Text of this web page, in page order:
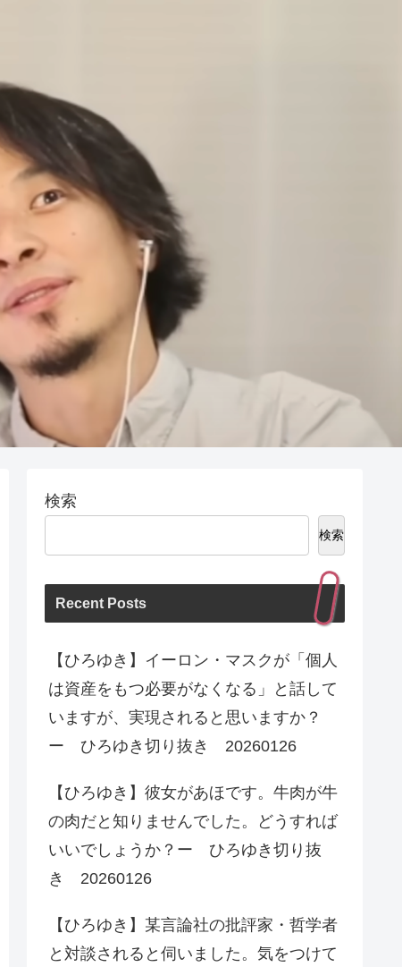
検索
検索
Recent Posts
【ひろゆき】イーロン・マスクが「個人
は資産をもつ必要がなくなる」と話して
いますが、実現されると思いますか？
ー ひろゆき切り抜き 20260126
【ひろゆき】彼女があほです。牛肉が牛
の肉だと知りませんでした。どうすれば
いいでしょうか？ー ひろゆき切り抜
き 20260126
【ひろゆき】某言論社の批評家・哲学者
と対談されると伺いました。気をつけて